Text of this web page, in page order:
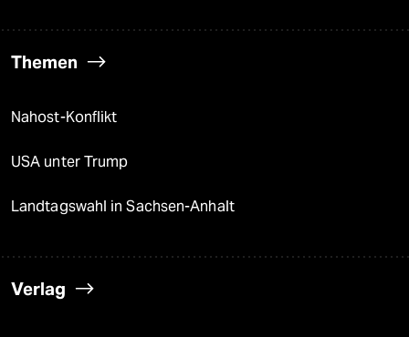
Themen
Nahost-Konflikt
USA unter Trump
Landtagswahl in Sachsen-Anhalt
Verlag